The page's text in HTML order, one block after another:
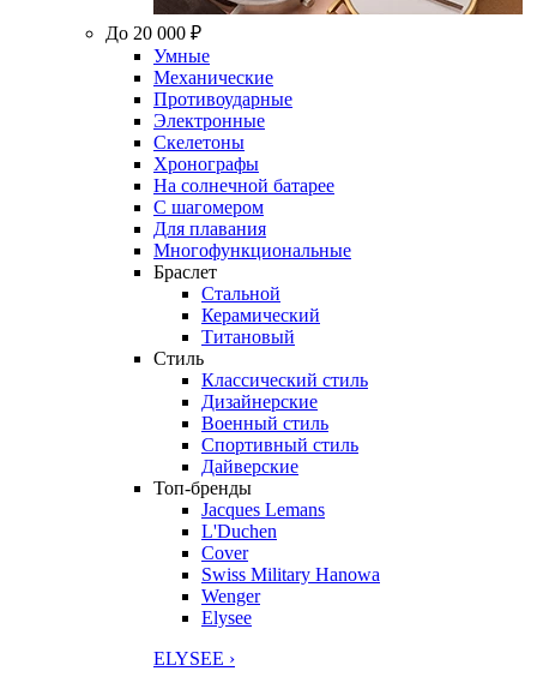
До 20 000 ₽
Умные
Механические
Противоударные
Электронные
Скелетоны
Хронографы
На солнечной батарее
С шагомером
Для плавания
Многофункциональные
Браслет
Стальной
Керамический
Титановый
Стиль
Классический стиль
Дизайнерские
Военный стиль
Спортивный стиль
Дайверские
Топ-бренды
Jacques Lemans
L'Duchen
Cover
Swiss Military Hanowa
Wenger
Elysee
ELYSEE ›